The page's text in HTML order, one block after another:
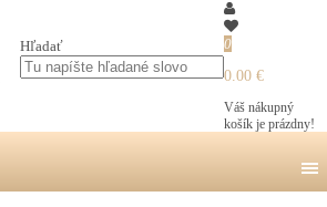
Hľadať
0
0.00 €
Váš nákupný
košík je prázdny!